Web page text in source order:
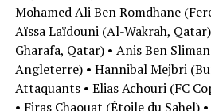
Mohamed Ali Ben Romdhane
Aïssa Laïdouni (Al-Wakrah,
Gharafa, Qatar) • Anis Ben
Angleterre) • Hannibal Mejbri
Attaquants • Elias Achouri (FC
• Firas Chaouat (Étoile du Sahel)